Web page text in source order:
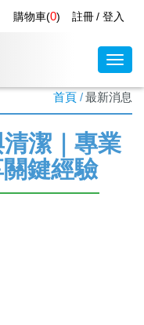
註冊 登入
購物車(0)
首頁 最新消息
潔｜專業
鍵經驗